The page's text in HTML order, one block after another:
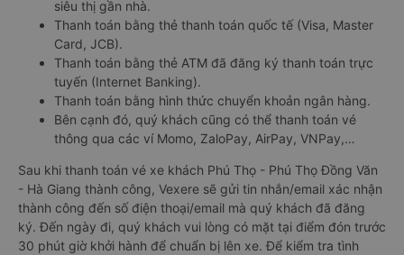
siêu thị gần nhà.
Thanh toán bằng thẻ thanh toán quốc tế (Visa, Master
Card, JCB).
Thanh toán bằng thẻ ATM đã đăng ký thanh toán trực
tuyến (Internet Banking).
Thanh toán bằng hình thức chuyển khoản ngân hàng.
Bên cạnh đó, quý khách cũng có thể thanh toán vé
thông qua các ví Momo, ZaloPay, AirPay, VNPay,…
Sau khi thanh toán vé xe khách Phú Thọ - Phú Thọ Đồng Văn
- Hà Giang thành công, Vexere sẽ gửi tin nhắn/email xác nhận
thành công đến số điện thoại/email mà quý khách đã đăng
ký. Đến ngày đi, quý khách vui lòng có mặt tại điểm đón trước
30 phút giờ khởi hành để chuẩn bị lên xe. Để kiểm tra tình